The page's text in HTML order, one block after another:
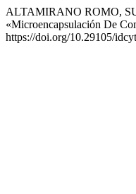
ALTAMIRANO ROMO,
«Microencapsulación De
https://doi.org/10.29105/